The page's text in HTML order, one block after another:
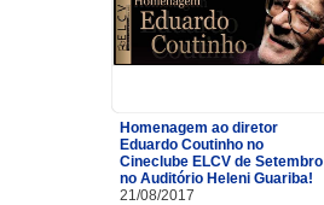
Homenagem ao diretor
Eduardo Coutinho no
Cineclube ELCV de Setembro
no Auditório Heleni Guariba!
21/08/2017